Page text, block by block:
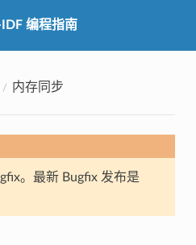
IDF 编程指南
内存同步
。最新 Bugfix 发布是